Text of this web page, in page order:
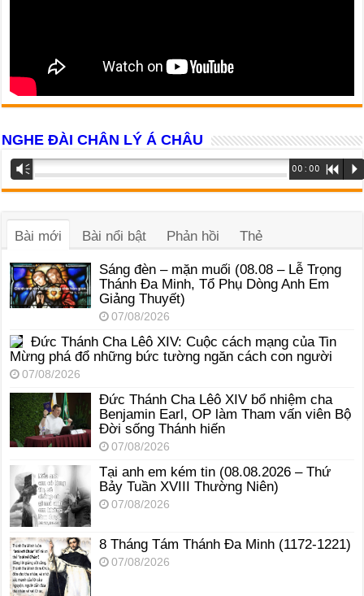
NGHE ĐÀI CHÂN LÝ Á CHÂU
Trình
phát
Vm 00:00 R P
Bài mới Bài nổi bật Phản hồi Thẻ
Sáng đèn – mặn muối (08.08 – Lễ Trọng
Thánh Đa Minh, Tổ Phụ Dòng Anh Em
Giảng Thuyết)
07/08/2026
Đức Thánh Cha Lêô XIV: Cuộc cách mạng của Tin
Mừng phá đổ những bức tường ngăn cách con người
07/08/2026
Đức Thánh Cha Lêô XIV bổ nhiệm cha
Benjamin Earl, OP làm Tham vấn viên Bộ
Đời sống Thánh hiến
07/08/2026
Tại anh em kém tin (08.08.2026 – Thứ
Bảy Tuần XVIII Thường Niên)
07/08/2026
8 Tháng Tám Thánh Ða Minh (1172-1221)
07/08/2026